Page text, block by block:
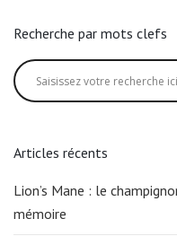
Recherche par mots clefs
Articles récents
Lion’s Mane : le
mémoire